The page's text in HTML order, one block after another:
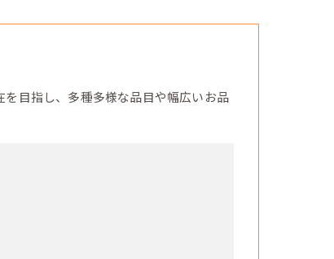
目指し、多種多様な品目や幅広いお品